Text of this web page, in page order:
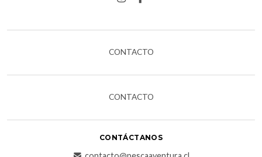
CONTACTO
CONTACTO
CONTÁCTANOS